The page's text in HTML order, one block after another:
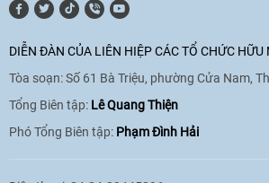
11:01 |09/06/2026
[Video] Doanh
Việt Nam xác định
DIỄN ĐÀN CỦA LIÊN HIỆP CÁC TỔ CHỨC HỮU
Tòa soạn: Số 61 Bà Triệu, phường Cửa Nam,
Tổng Biên tập: Lê Quang Thiện
Phó Tổng Biên tập: Phạm Đình Hải